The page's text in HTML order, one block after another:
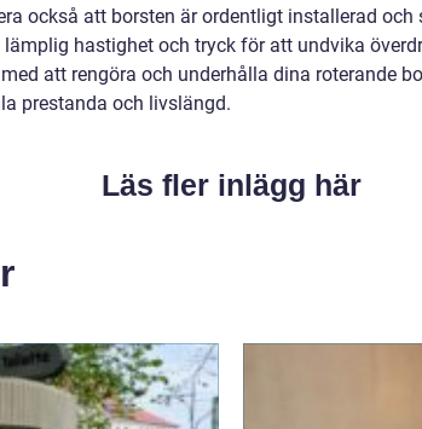
också att borsten är ordentligt installerad och
hastighet och tryck för att undvika
att rengöra och underhålla dina roterande
prestanda och livslängd.
Läs fler inlägg här